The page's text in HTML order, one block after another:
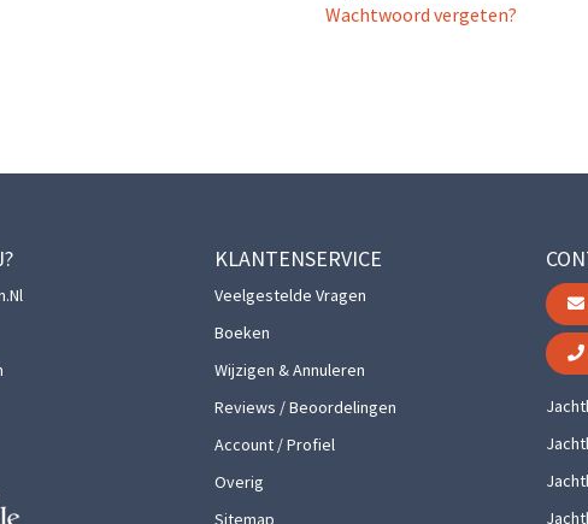
Wachtwoord vergeten?
KLANTENSERVICE
Veelgestelde Vragen
Boeken
Wijzigen & Annuleren
Reviews / Beoordelingen
Account / Profiel
Overig
Sitemap